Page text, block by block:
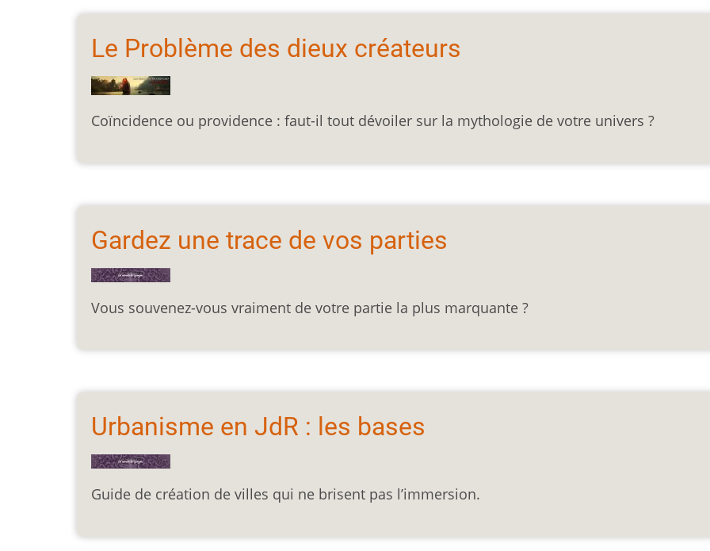
Le Problème des dieux créateurs
Coïncidence ou providence : faut-il tout dévoiler sur la mythologie de votre univers ?
Gardez une trace de vos parties
Vous souvenez-vous vraiment de votre partie la plus marquante ?
Urbanisme en JdR : les bases
Guide de création de villes qui ne brisent pas l’immersion.